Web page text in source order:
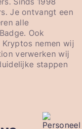
Je ontvangt een
alle
Ook
nemen wij
verwerken wij
stappen